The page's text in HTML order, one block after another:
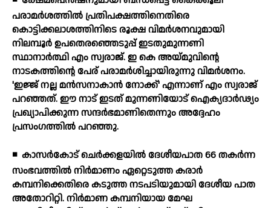
പരാമര്‍ശത്തില്‍ പ്രതിപക്ഷത്തിനെതിരെ
കൊട്ടിക്കലാശത്തിനിടെ രൂക്ഷ വിമര്‍ശനവുമായി
നിലമ്പൂര്‍ ഉപതെരഞ്ഞെടുപ്പ് ഇടതുമുന്നണി
സ്ഥാനാര്‍ത്ഥി എം സ്വരാജ്. ഇ കെ അയ്മുവിന്റെ
നാടകത്തിന്റെ പേര് പരാമര്‍ശിച്ചായിരുന്നു വിമര്‍ശനം.
'ഇജ്ജ് നല്ല മന്‍സനാകാന്‍ നോക്ക്' എന്നാണ് എം സ്വരാജ്
പറഞ്ഞത്. ഈ നാട് ഇടത് മുന്നണിയോട് ഐക്യദാര്‍ഢ്യം
പ്രഖ്യാപിക്കുന്ന സന്ദര്‍ഭമാണിതെന്നും അദ്ദേഹം
പ്രസംഗത്തില്‍ പറഞ്ഞു.
◾ കാസര്‍കോട് ചെര്‍ക്കളയില്‍ ദേശീയപാത 66 തകര്‍ന്ന
സംഭവത്തില്‍ നിര്‍മാണം ഏറ്റെടുത്ത കരാര്‍
കമ്പനിക്കെതിരെ കടുത്ത നടപടിയുമായി ദേശീയ പാത
അതോറിറ്റി. നിര്‍മാണ കമ്പനിയായ മേഘ